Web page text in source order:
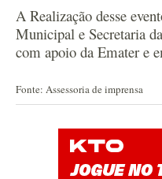
A Realização desse
Municipal e Secretaria
com apoio da Emater e
Fonte: Assessoria de imprensa